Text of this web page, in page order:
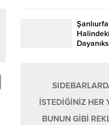
İSTEDİĞİNİZ HER
BUNUN GİBİ